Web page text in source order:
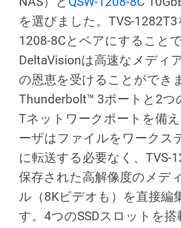
を選びました。TVS-1282T3
1208-8Cとペアにすることで
DeltaVisionは高速なメディ
の恩恵を受けることができ
Thunderbolt™ 3ポートと2つ
Tネットワークポートを備
ーザはファイルをワークス
に転送する必要なく、TVS-
保存された高解像度のメデ
ル（8Kビデオも）を直接編
す。4つのSSDスロットを搭